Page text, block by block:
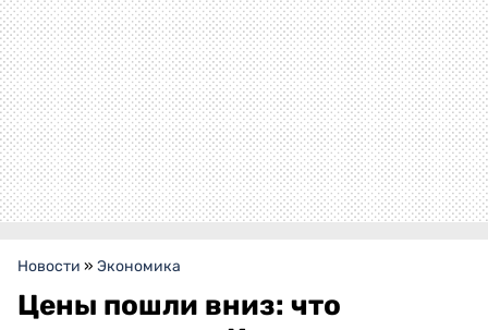
Новости » Экономика
Цены пошли вниз: что